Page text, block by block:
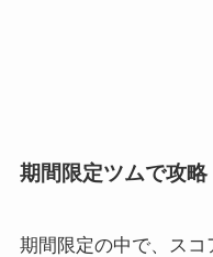
期間限定ツムで攻略
期間限定の中で、ス